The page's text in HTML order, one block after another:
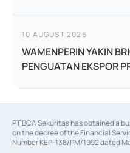
10 AUGUST 2026
WAMENPERIN YAKIN
PENGUATAN EKSPOR
PT BCA Sekuritas has obtained a
on the decree of the Financial
Number KEP-138/PM/1992 dated